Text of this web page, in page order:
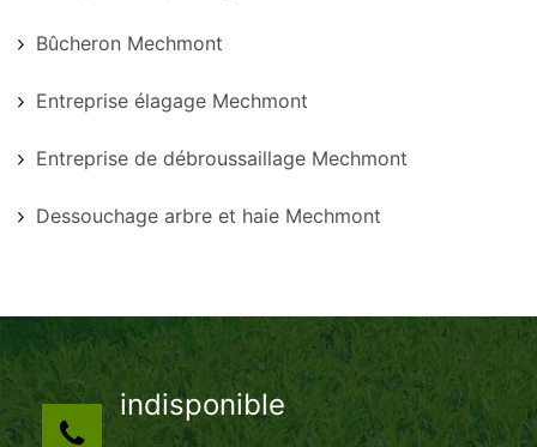
Bûcheron Mechmont
Entreprise élagage Mechmont
Entreprise de débroussaillage Mechmont
Dessouchage arbre et haie Mechmont
indisponible